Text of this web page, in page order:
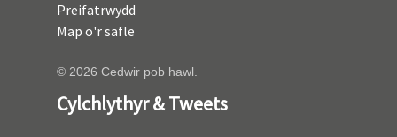
Preifatrwydd
Map o'r safle
© 2026 Cedwir pob hawl.
Cylchlythyr & Tweets